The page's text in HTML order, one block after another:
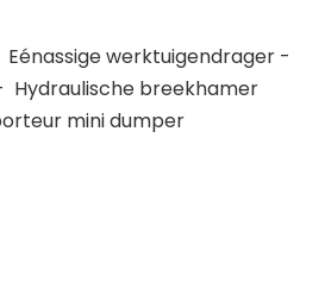
Eénassige werktuigendrager -
Hydraulische breekhamer
mini dumper